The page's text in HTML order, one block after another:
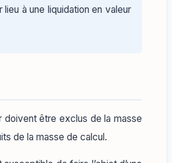
à une liquidation en valeur
doivent être exclus de la masse
de la masse de calcul.